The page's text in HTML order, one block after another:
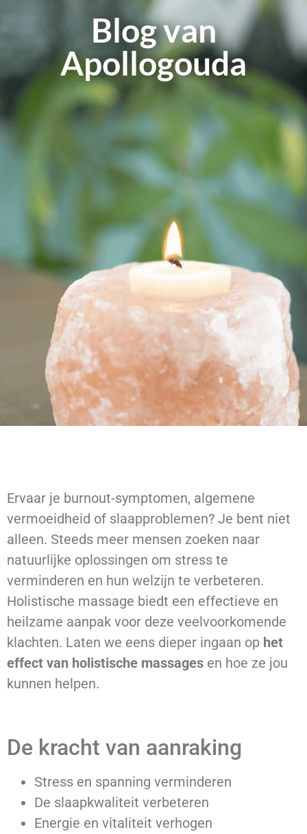
Blog van
Apollogouda
Ervaar je burnout-symptomen, algemene
vermoeidheid of slaapproblemen? Je bent niet
alleen. Steeds meer mensen zoeken naar
natuurlijke oplossingen om stress te
verminderen en hun welzijn te verbeteren.
Holistische massage biedt een effectieve en
heilzame aanpak voor deze veelvoorkomende
klachten. Laten we eens dieper ingaan op het
effect van holistische massages en hoe ze jou
kunnen helpen.
De kracht van aanraking
Stress en spanning verminderen
De slaapkwaliteit verbeteren
Energie en vitaliteit verhogen